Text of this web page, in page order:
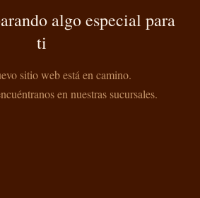
algo especial para
ti
sitio web está en camino.
en nuestras sucursales.